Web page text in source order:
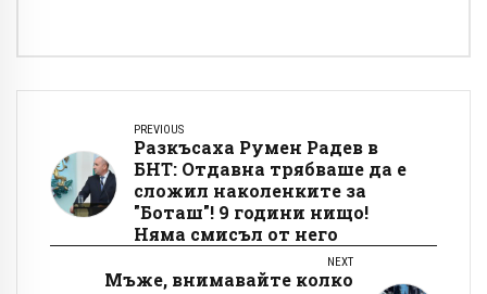
PREVIOUS
Разкъсаха Румен Радев в
БНТ: Отдавна трябваше да е
сложил наколенките за
"Боташ"! 9 години нищо!
Няма смисъл от него
NEXT
Мъже, внимавайте колко